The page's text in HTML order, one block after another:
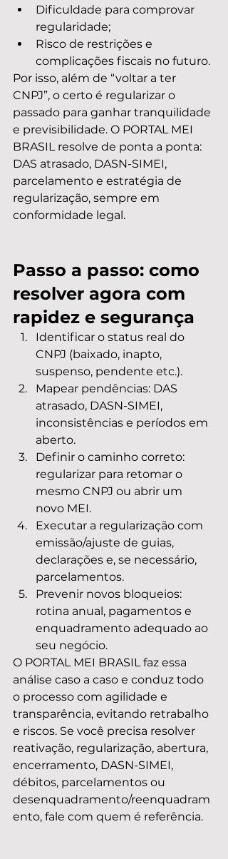
Dificuldade para comprovar
regularidade;
Risco de restrições e
complicações fiscais no futuro.
Por isso, além de “voltar a ter
CNPJ”, o certo é regularizar o
passado para ganhar tranquilidade
e previsibilidade. O PORTAL MEI
BRASIL resolve de ponta a ponta:
DAS atrasado, DASN-SIMEI,
parcelamento e estratégia de
regularização, sempre em
conformidade legal.
Passo a passo: como
resolver agora com
rapidez e segurança
Identificar o status real do
CNPJ (baixado, inapto,
suspenso, pendente etc.).
Mapear pendências: DAS
atrasado, DASN-SIMEI,
inconsistências e períodos em
aberto.
Definir o caminho correto:
regularizar para retomar o
mesmo CNPJ ou abrir um
novo MEI.
Executar a regularização com
emissão/ajuste de guias,
declarações e, se necessário,
parcelamentos.
Prevenir novos bloqueios:
rotina anual, pagamentos e
enquadramento adequado ao
seu negócio.
O PORTAL MEI BRASIL faz essa
análise caso a caso e conduz todo
o processo com agilidade e
transparência, evitando retrabalho
e riscos. Se você precisa resolver
reativação, regularização, abertura,
encerramento, DASN-SIMEI,
débitos, parcelamentos ou
desenquadramento/reenquadram
ento, fale com quem é referência.